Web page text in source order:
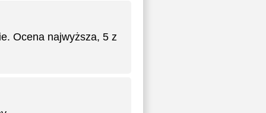
Ocena najwyższa, 5 z